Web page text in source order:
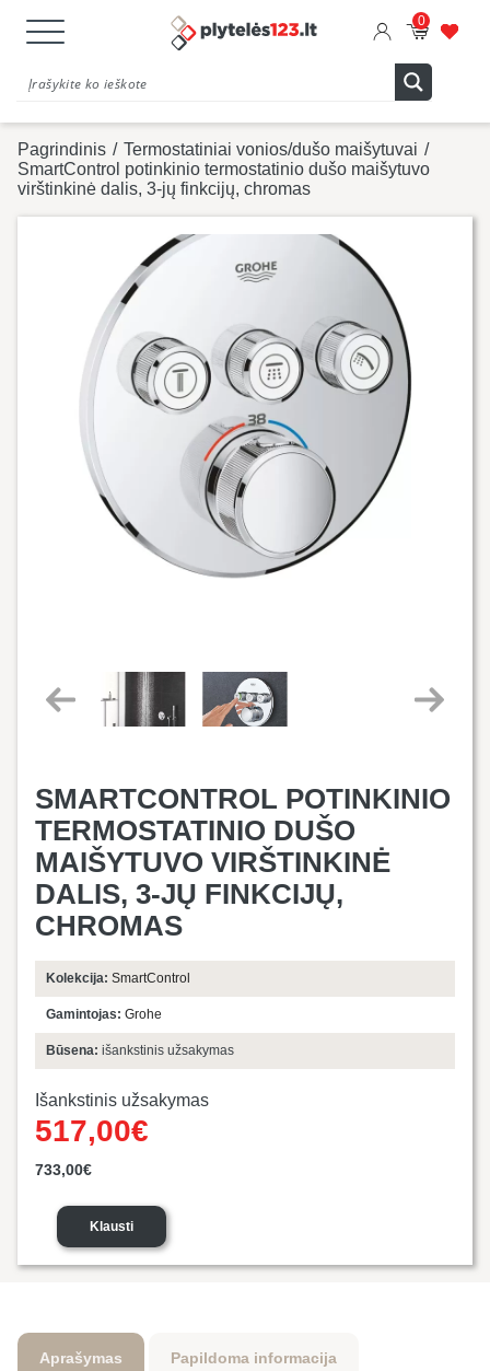
0
Pagrindinis / Termostatiniai vonios/dušo maišytuvai /
SmartControl potinkinio termostatinio dušo maišytuvo
virštinkinė dalis, 3-jų finkcijų, chromas
SMARTCONTROL POTINKINIO
TERMOSTATINIO DUŠO
MAIŠYTUVO VIRŠTINKINĖ
DALIS, 3-JŲ FINKCIJŲ,
CHROMAS
Kolekcija: SmartControl
Gamintojas: Grohe
Būsena: išankstinis užsakymas
Išankstinis užsakymas
733,00€
Original
price
was:
733,00€.
517,00€
Current
price
is:
517,00€.
Klausti
Aprašymas Papildoma informacija